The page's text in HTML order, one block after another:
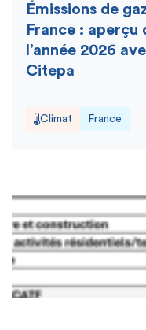
Émissions de
France :
l’année 2026
Citepa
Climat France